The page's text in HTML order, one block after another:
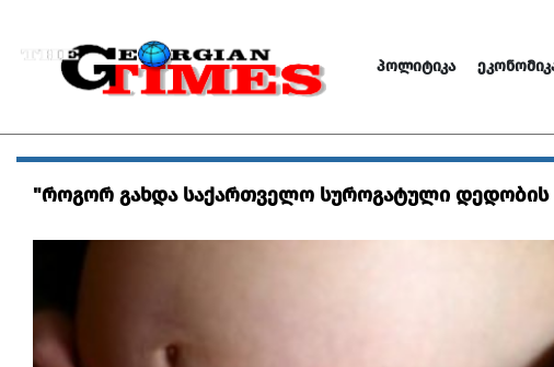
ᲞᲝᲚᲘᲢᲘᲙᲐ
"როგორ გახდა საქართველო სუროგატული დედობის